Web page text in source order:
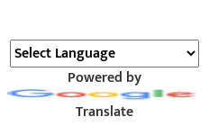
Powered by
Translate